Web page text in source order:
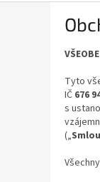
Tyto
IČ 676
s
(„